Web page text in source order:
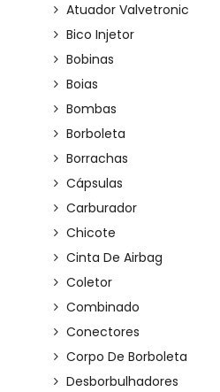
Atuador Valvetronic
Bico Injetor
Bobinas
Boias
Bombas
Borboleta
Borrachas
Cápsulas
Carburador
Chicote
Cinta De Airbag
Coletor
Combinado
Conectores
Corpo De Borboleta
Desborbulhadores